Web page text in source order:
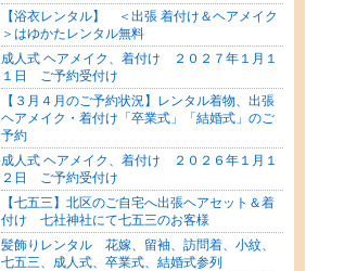
【浴衣レンタル】 ＜出張 着付け＆ヘアメイク
＞はゆかたレンタル無料
成人式 ヘアメイク、着付け ２０２７年１月１
１日 ご予約受付け
【３月４月のご予約状況】レンタル着物、出張
ヘアメイク・着付け「卒業式」「結婚式」のご
予約
成人式 ヘアメイク、着付け ２０２６年１月１
２日 ご予約受付け
【七五三】北区のご自宅へ出張ヘアセット＆着
付け 七社神社にて七五三のお客様
髪飾りレンタル 花嫁、留袖、訪問着、小紋、
七五三、成人式、卒業式、結婚式参列